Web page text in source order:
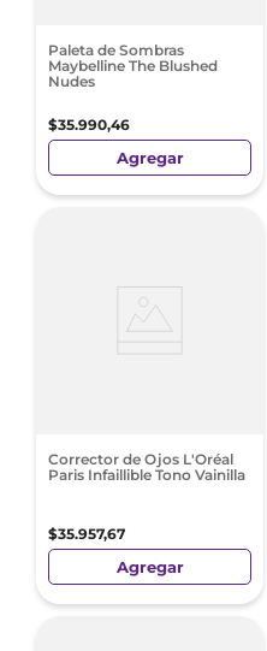
Paleta de Sombras
Maybelline The Blushed
Nudes
$35.990,46
Agregar
Corrector de Ojos L'Oréal
Paris Infaillible Tono Vainilla
$35.957,67
Agregar